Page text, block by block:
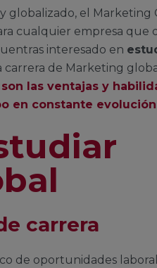
globalizado, el Marketing
cualquier empresa que
interesado en
de Marketing
las ventajas y
en constante evolución
carrera
de oportunidades